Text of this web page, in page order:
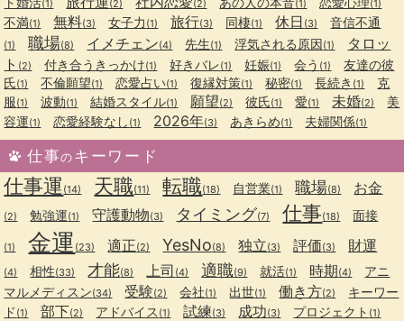
(1) (2) (2) (1) (1)
不満(1) 無料(3) 女子力 (1) 旅行(3) 同棲(1) 休日 (3) 音信不通
(1) 職場(8) イメチェン(4) 先生(1) 浮気される原因(1)
タロッ
ト (2) 付き合うきっかけ(1) 好きバレ(1) 妊娠(1) 会う (1)
友達の彼
氏(1) 不倫願望(1) 恋愛占い(1) 復縁対策(1) 秘密(1) 長続き (1)
克
服(1) 波動(1) 結婚スタイル(1) 願望(2) 彼氏(1) 愛(1) 未婚(2)
美
容運(1) 恋愛経験なし (1) 2026年(3) あきらめ(1) 夫婦関係(1)
仕事のキーワード
仕事運 (14) 天職(11) 転職(18) 自営業(1) 職場(8) お金
(2) 勉強運(1) 守護動物(3) タイミング(7) 仕事(18) 面接
(1) 金運 (23) 適正(2) YesNo(8) 独立(3) 評価(3) 財運
(4) 相性(33) 才能(8) 上司 (4) 適職(9) 就活(1) 時期(4)
アニ
マルメディスン(34) 受験(2) 会社(1) 出世(1) 働き方(2)
キーワー
ド (1) 部下(2) アドバイス (1) 試練(3) 成功(3) プロジェクト (1)